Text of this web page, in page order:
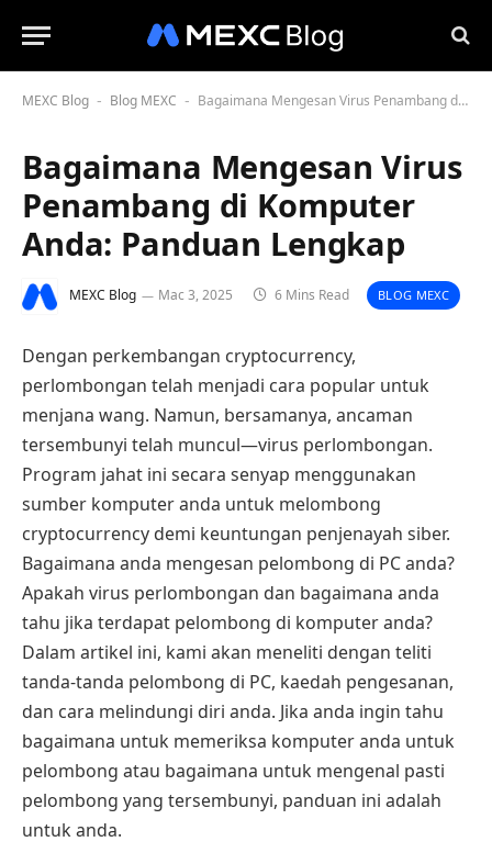
MEXC Blog - Blog MEXC - Bagaimana Mengesan Virus Penambang di Komputer Anda: Panduan Lengkap
Bagaimana Mengesan Virus
Penambang di Komputer
Anda: Panduan Lengkap
MEXC Blog Mac 3, 2025 6 Mins Read BLOG MEXC
Dengan perkembangan cryptocurrency,
perlombongan telah menjadi cara popular untuk
menjana wang. Namun, bersamanya, ancaman
tersembunyi telah muncul—virus perlombongan.
Program jahat ini secara senyap menggunakan
sumber komputer anda untuk melombong
cryptocurrency demi keuntungan penjenayah siber.
Bagaimana anda mengesan pelombong di PC anda?
Apakah virus perlombongan dan bagaimana anda
tahu jika terdapat pelombong di komputer anda?
Dalam artikel ini, kami akan meneliti dengan teliti
tanda-tanda pelombong di PC, kaedah pengesanan,
dan cara melindungi diri anda. Jika anda ingin tahu
bagaimana untuk memeriksa komputer anda untuk
pelombong atau bagaimana untuk mengenal pasti
pelombong yang tersembunyi, panduan ini adalah
untuk anda.